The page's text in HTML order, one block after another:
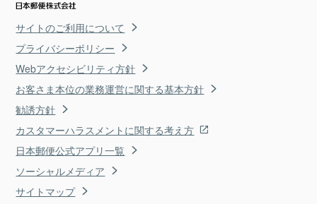
サイトのご利用について
プライバシーポリシー
Webアクセシビリティ方針
お客さま本位の業務運営に関する基本方針
勧誘方針
カスタマーハラスメントに関する考え方
日本郵便公式アプリ一覧
ソーシャルメディア
サイトマップ